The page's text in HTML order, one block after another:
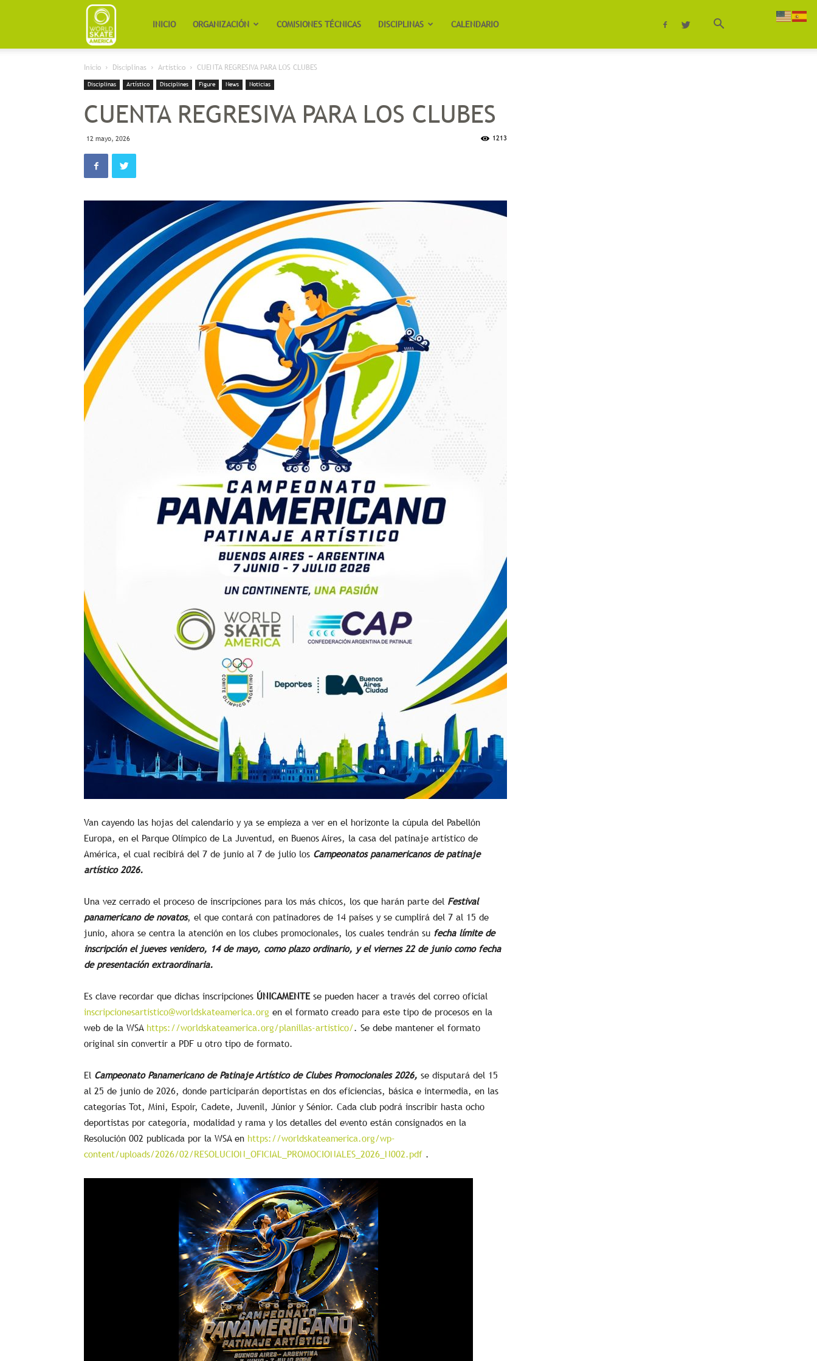
Worldskate
America
INICIO ORGANIZACIÓN COMISIONES TÉCNICAS DISCIPLINAS CALENDARIO
Inicio Disciplinas Artístico CUENTA REGRESIVA PARA LOS CLUBES
Disciplinas Artístico Disciplines Figure News Noticias
CUENTA REGRESIVA PARA LOS CLUBES
12 mayo, 2026 1213
Van cayendo las hojas del calendario y ya se empieza a ver en el horizonte la cúpula del Pabellón
Europa, en el Parque Olímpico de La Juventud, en Buenos Aires, la casa del patinaje artístico de
América, el cual recibirá del 7 de junio al 7 de julio los Campeonatos panamericanos de patinaje
artístico 2026.
Una vez cerrado el proceso de inscripciones para los más chicos, los que harán parte del Festival
panamericano de novatos, el que contará con patinadores de 14 países y se cumplirá del 7 al 15 de
junio, ahora se centra la atención en los clubes promocionales, los cuales tendrán su fecha límite de
inscripción el jueves venidero, 14 de mayo, como plazo ordinario, y el viernes 22 de junio como fecha
de presentación extraordinaria.
Es clave recordar que dichas inscripciones ÚNICAMENTEse pueden hacer a través del correo oficial
inscripcionesartistico@worldskateamerica.org en el formato creado para este tipo de procesos en la
web de la WSA https://worldskateamerica.org/planillas-artistico/. Se debe mantener el formato
original sin convertir a PDF u otro tipo de formato.
El Campeonato Panamericano de Patinaje Artístico de Clubes Promocionales 2026, se disputará del 15
al 25 de junio de 2026, donde participarán deportistas en dos eficiencias, básica e intermedia, en las
categorías Tot, Mini, Espoir, Cadete, Juvenil, Júnior y Sénior. Cada club podrá inscribir hasta ocho
deportistas por categoría, modalidad y rama y los detalles del evento están consignados en la
Resolución 002 publicada por la WSA en https://worldskateamerica.org/wp-
content/uploads/2026/02/RESOLUCION_OFICIAL_PROMOCIONALES_2026_N002.pdf .